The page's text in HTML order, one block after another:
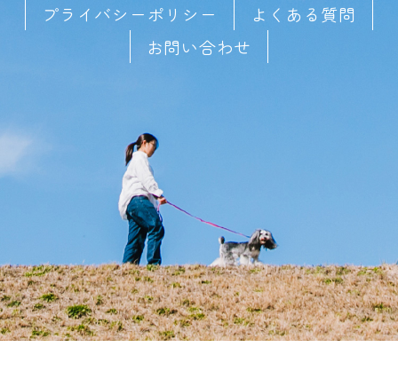
プライバシーポリシー
よくある質問
お問い合わせ